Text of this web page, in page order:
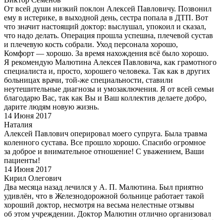
От всей души низкий поклон Алексей Павловичу. Позвонил
ему в истерике, в выходной день, сестра попала в ДТП. Вот
что значит настоящий доктор: выслушал, упокоил и сказал,
что надо делать. Операция прошла успешна, плечевой сустав
и плечевую кость собрали. Уход персонала хорошо,
Комфорт — хорошо. За время нахождения всё было хорошо.
Я рекомендую Малютина Алексея Павловича, как грамотного
специалиста и, просто, хорошего человека. Так как в других
больницах врачи, той-же специальности, ставили
неутешительные диагнозы и умозаключения. Я от всей семьи
благодарю Вас, так как Вы и Ваш коллектив делаете добро,
дарите людям новую жизнь.
14 Июня 2017
Наталия
Алексей Павлович оперировал моего супруга. Была травма
коленного сустава. Все прошло хорошо. Спасибо огромное
за доброе и внимательное отношение! С уважением, Ваши
пациенты!
14 Июня 2017
Кирил Олегович
Два месяца назад лечился у А. П. Малютина. Был приятно
удивлён, что в Железнодорожной больнице работает такой
хороший доктор, несмотря на весьма нелестные отзывы
об этом учреждении. Доктор Малютин отлично организовал